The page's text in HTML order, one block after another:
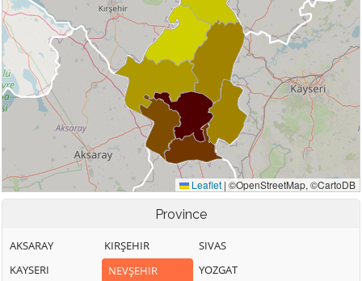
Province
AKSARAY
KAYSERI
KIRŞEHIR
NEVŞEHIR
SIVAS
YOZGAT